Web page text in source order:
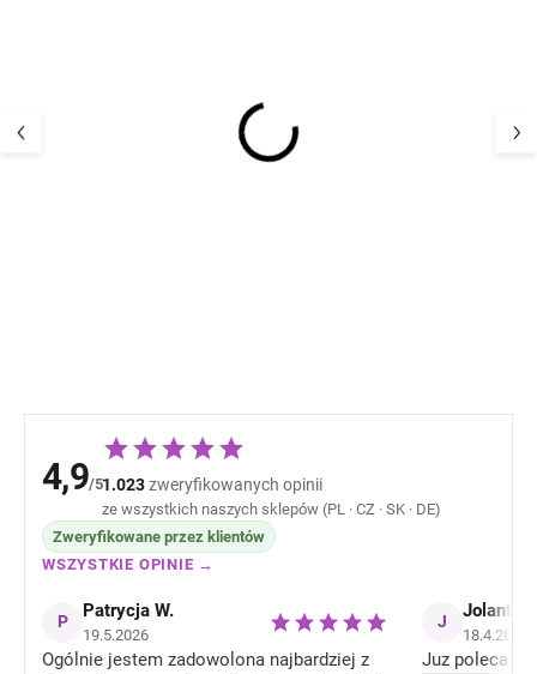
4,9/51.023zweryfikowanych opinii
ze wszystkich naszych sklepów (PL · CZ · SK · DE)
Zweryfikowane przez klientów
WSZYSTKIE OPINIE →
P Patrycja W.
19.5.2026
Ogólnie jestem zadowolona najbardziej z
J Jolanta
18.4.2026
Juz poleca